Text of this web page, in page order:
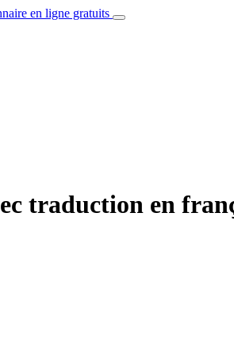
en ligne gratuits
traduction en